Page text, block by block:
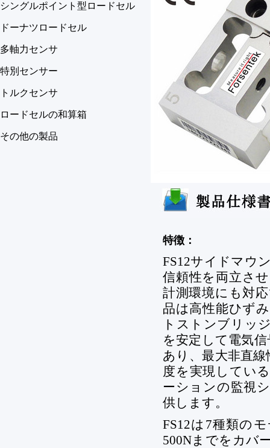
シングルポイント型ロードセル
ドーナツロードセル
多軸力センサ
特別センサー
トルクセンサ
ロードセルの和算箱
その他の製品
特徴：
FS12サイドマウ
信頼性を両立さ
計測環境にも対
品は高性能ひず
トストンブリッ
を安定して電気
あり、最大非直
度を実現してい
ーションの監視
供します。
FS12は7種類の
500Nまでをカバ